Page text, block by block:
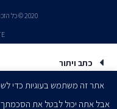
2020 © כל הזכויות שמורות. הרצוג פוקס נאמן
כתב ויתור
אתר זה משתמש בעוגיות כדי
אבל אתה יכול לבטל את